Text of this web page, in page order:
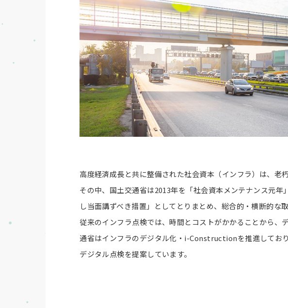
高度経済成長と共に整備された社会資本（インフラ）は、老
その中、国土交通省は2013年を「社会資本メンテナンス元
し当面講ずべき措置」としてとりまとめ、総合的・横断的な
従来のインフラ点検では、時間とコストがかかることから、
通省はインフラのデジタル化・i-Constructionを推進してお
デジタル点検を提案しています。